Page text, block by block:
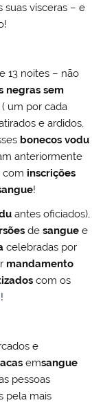
suas vísceras – e
13 noites – não
negras sem
um por cada
e ardidos,
bonecos vodu
anteriormente
com inscrições
!
antes oficiados),
de sangue e
celebradas por
mandamento
com os
!
e
emsangue
pessoas
pela mais